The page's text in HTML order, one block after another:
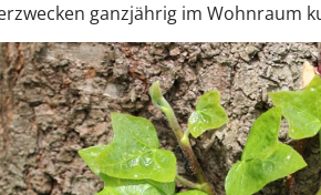
ganzjährig im Wohnraum